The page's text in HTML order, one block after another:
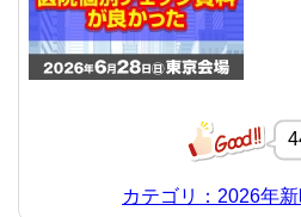
カテゴリ：2026年